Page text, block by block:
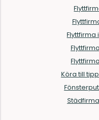
Flyttfirma
Köra till